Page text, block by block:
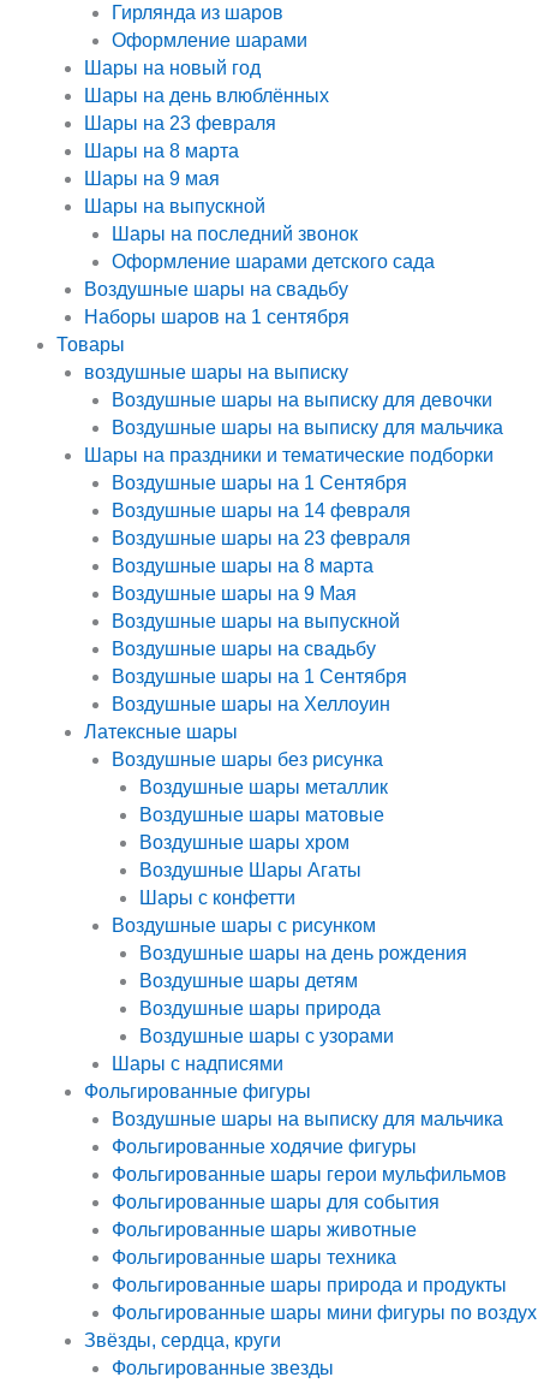
Гирлянда из шаров
Оформление шарами
Шары на новый год
Шары на день влюблённых
Шары на 23 февраля
Шары на 8 марта
Шары на 9 мая
Шары на выпускной
Шары на последний звонок
Оформление шарами детского сада
Воздушные шары на свадьбу
Наборы шаров на 1 сентября
Товары
воздушные шары на выписку
Воздушные шары на выписку для девочки
Воздушные шары на выписку для мальчика
Шары на праздники и тематические подборки
Воздушные шары на 1 Сентября
Воздушные шары на 14 февраля
Воздушные шары на 23 февраля
Воздушные шары на 8 марта
Воздушные шары на 9 Мая
Воздушные шары на выпускной
Воздушные шары на свадьбу
Воздушные шары на 1 Сентября
Воздушные шары на Хеллоуин
Латексные шары
Воздушные шары без рисунка
Воздушные шары металлик
Воздушные шары матовые
Воздушные шары хром
Воздушные Шары Агаты
Шары с конфетти
Воздушные шары с рисунком
Воздушные шары на день рождения
Воздушные шары детям
Воздушные шары природа
Воздушные шары с узорами
Шары с надписями
Фольгированные фигуры
Воздушные шары на выписку для мальчика
Фольгированные ходячие фигуры
Фольгированные шары герои мульфильмов
Фольгированные шары для события
Фольгированные шары животные
Фольгированные шары техника
Фольгированные шары природа и продукты
Фольгированные шары мини фигуры по воздух
Звёзды, сердца, круги
Фольгированные звезды